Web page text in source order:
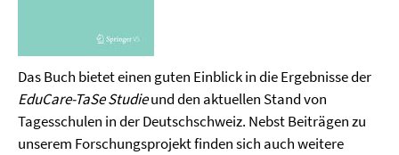
Das Buch bietet einen guten Einblick in die Ergebnisse der
EduCare-TaSe Studieund den aktuellen Stand von
Tagesschulen in der Deutschschweiz. Nebst Beiträgen zu
unserem Forschungsprojekt finden sich auch weitere